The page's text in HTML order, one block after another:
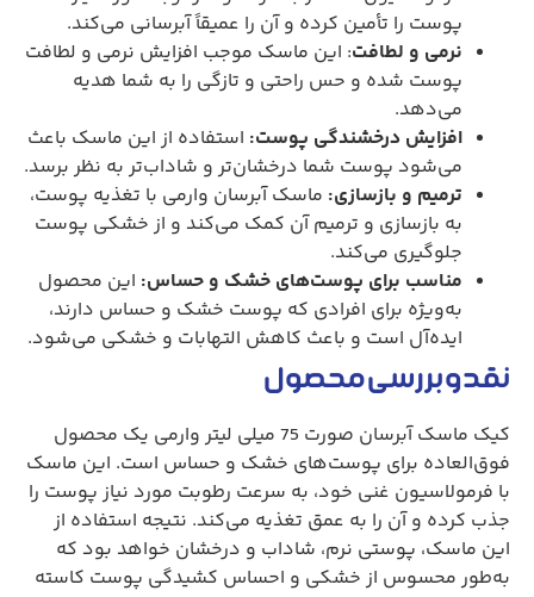
پوست را تأمین کرده و آن را عمیقاً آبرسانی می‌کند.
نرمی و لطافت: این ماسک موجب افزایش نرمی و لطافت
پوست شده و حس راحتی و تازگی را به شما هدیه
می‌دهد.
افزایش درخشندگی پوست: استفاده از این ماسک باعث
می‌شود پوست شما درخشان‌تر و شاداب‌تر به نظر برسد.
ترمیم و بازسازی: ماسک آبرسان وارمی با تغذیه پوست،
به بازسازی و ترمیم آن کمک می‌کند و از خشکی پوست
جلوگیری می‌کند.
مناسب برای پوست‌های خشک و حساس: این محصول
به‌ویژه برای افرادی که پوست خشک و حساس دارند،
ایده‌آل است و باعث کاهش التهابات و خشکی می‌شود.
نقد و بررسی محصول
کیک ماسک آبرسان صورت 75 میلی لیتر وارمی یک محصول
فوق‌العاده برای پوست‌های خشک و حساس است. این ماسک
با فرمولاسیون غنی خود، به سرعت رطوبت مورد نیاز پوست را
جذب کرده و آن را به عمق تغذیه می‌کند. نتیجه استفاده از
این ماسک، پوستی نرم، شاداب و درخشان خواهد بود که
به‌طور محسوس از خشکی و احساس کشیدگی پوست کاسته